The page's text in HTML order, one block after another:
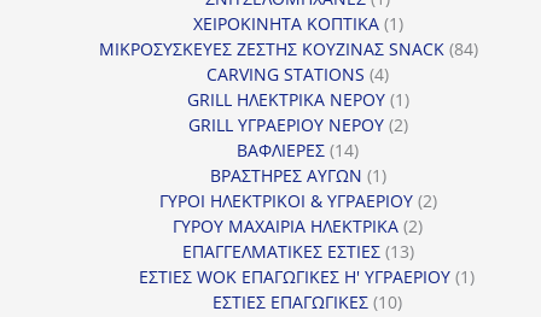
προϊόν
ΧΕΙΡΟΚΙΝΗΤΑ ΚΟΠΤΙΚΑ 11
προϊόν
ΜΙΚΡΟΣΥΣΚΕΥΕΣ ΖΕΣΤΗΣ ΚΟΥΖΙΝΑΣ SNACK 8484
CARVING STATIONS 44
προϊόντα
GRILL ΗΛΕΚΤΡΙΚΑ ΝΕΡΟΥ 11
προϊόν
GRILL ΥΓΡΑΕΡΙΟΥ ΝΕΡΟΥ 22
ΒΑΦΛΙΕΡΕΣ 1414
προϊόντα
ΒΡΑΣΤΗΡΕΣ ΑΥΓΩΝ 11
προϊόν
ΓΥΡΟΙ ΗΛΕΚΤΡΙΚΟΙ & ΥΓΡΑΕΡΙΟΥ 22
ΓΥΡΟΥ ΜΑΧΑΙΡΙΑ ΗΛΕΚΤΡΙΚΑ 22
ΕΠΑΓΓΕΛΜΑΤΙΚΕΣ ΕΣΤΙΕΣ 1313
προϊόντα
ΕΣΤΙΕΣ WOK ΕΠΑΓΩΓΙΚΕΣ Η' ΥΓΡΑΕΡΙΟΥ 11
ΕΣΤΙΕΣ ΕΠΑΓΩΓΙΚΕΣ 1010